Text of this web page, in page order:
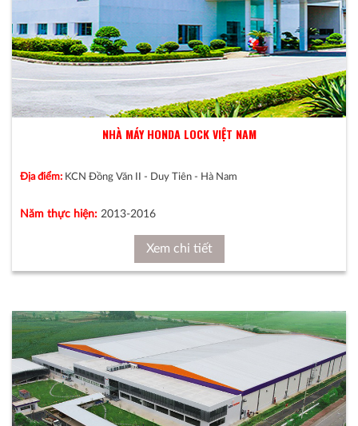
NHÀ MÁY HONDA LOCK VIỆT NAM
Địa điểm: KCN Đồng Văn II - Duy Tiên - Hà Nam
Năm thực hiện: 2013-2016
Xem chi tiết